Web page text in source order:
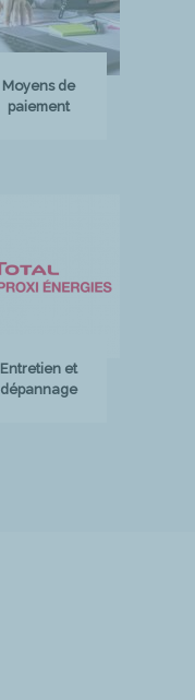
Moyens de
paiement
Entretien et
dépannage